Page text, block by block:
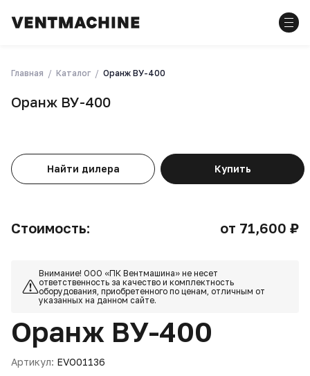
Главная Каталог Оранж ВУ-400
Оранж ВУ-400
Найти дилера Купить
Стоимость: от 71,600 ₽
Внимание! ООО «ПК Вентмашина» не несет
ответственность за качество и комплектность
оборудования, приобретенного по ценам, отличным от
указанных на данном сайте.
Оранж ВУ-400
Артикул: EVO01136